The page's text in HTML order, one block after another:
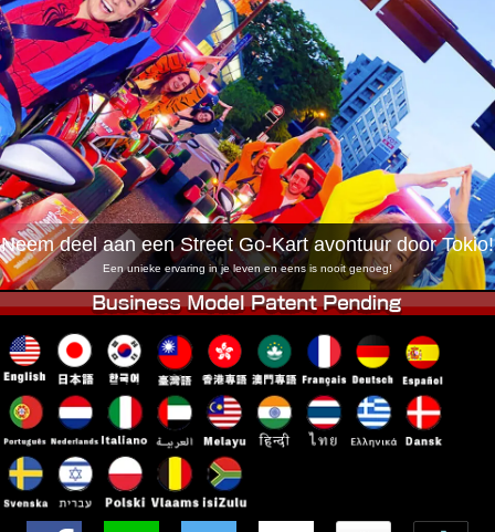
Toegang Ervaringen FAQ
Bedrijf Boekingen
Winkel wijzigen
Tokyo Shinagawa Tokyo Akihabara#1
Tokyo Akihabara#2 Tokyo Shibuya
Tokyo Shibuya Annex Tokyo Bay
Tokyo Asakusa Osaka
Okinawa
Neem deel aan een Street Go-Kart avontuur door Tokio!
Een unieke ervaring in je leven en eens is nooit genoeg!